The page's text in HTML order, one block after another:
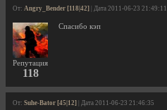
От: Angry_Bender [118|42] | Дата 2011-06-23 21:49:11
Репутация
118
Спасибо кэп
От: Suhe-Bator [45|12] | Дата 2011-06-23 21:46:35